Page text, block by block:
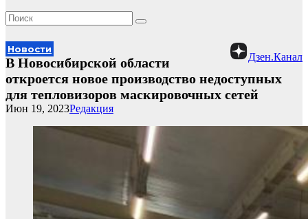
Новости
Дзен.Канал
В Новосибирской области
откроется новое производство недоступных
для тепловизоров маскировочных сетей
Редакция
Июн 19, 2023